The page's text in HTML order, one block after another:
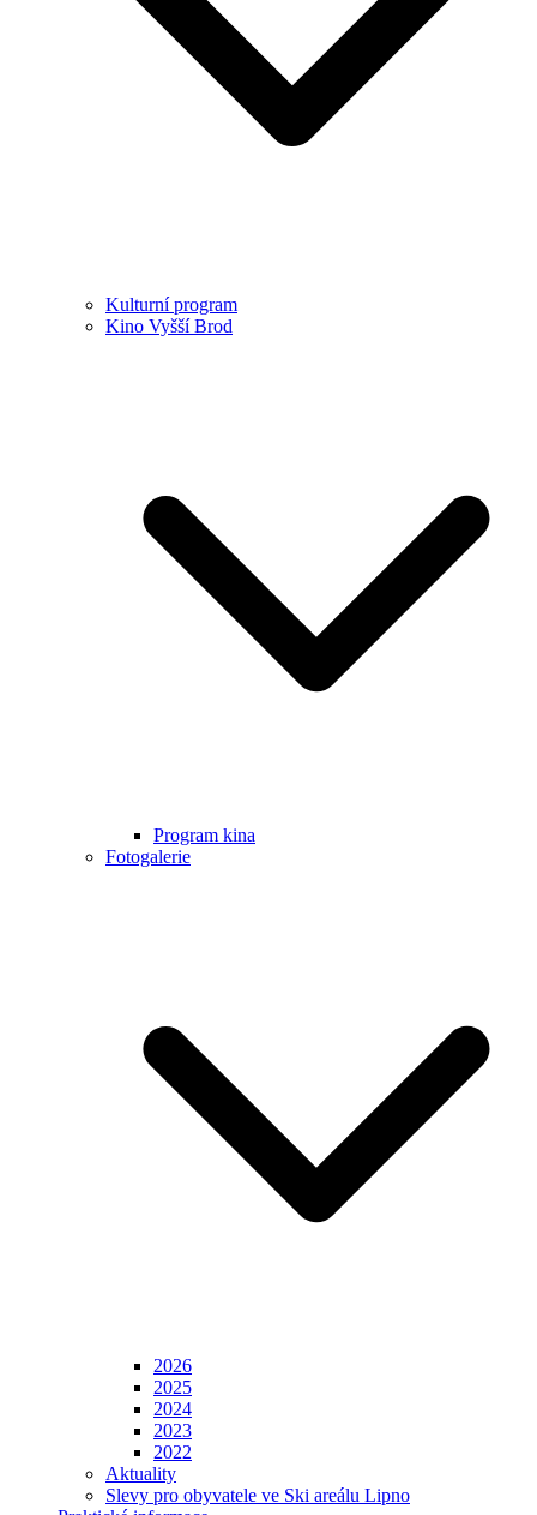
Kulturní program
Kino Vyšší Brod
Program kina
Fotogalerie
2026
2025
2024
2023
2022
Aktuality
Slevy pro obyvatele ve Ski areálu Lipno